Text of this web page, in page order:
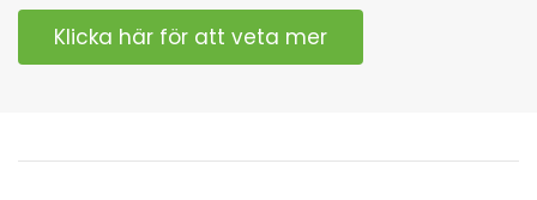
Klicka här för att veta mer